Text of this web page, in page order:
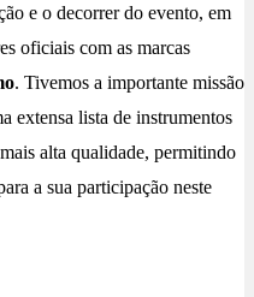
e o decorrer do evento, em
oficiais com as marcas
. Tivemos a importante missão
extensa lista de instrumentos
alta qualidade, permitindo
a sua participação neste